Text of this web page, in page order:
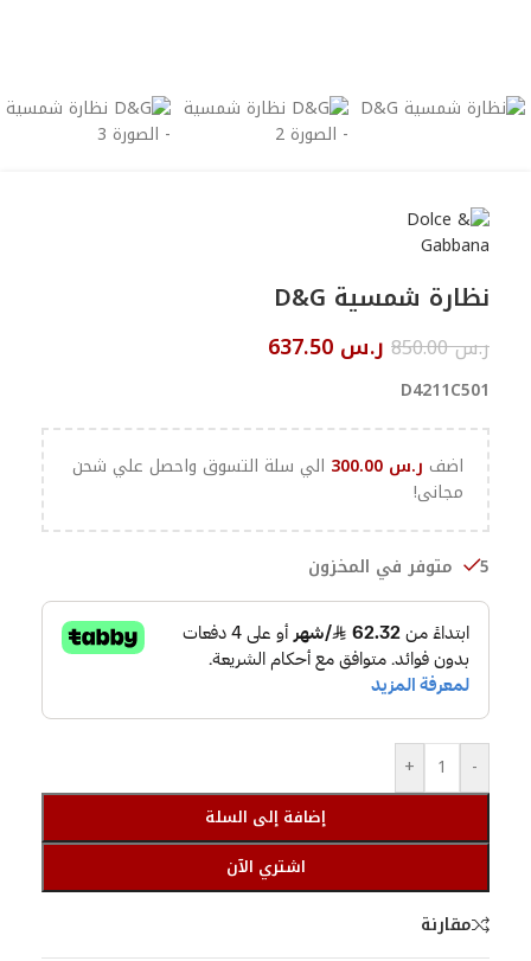
نظارة شمسية D&G
ر.س850.00 ر.س
D4211C501
اضف ر.س
الي سلة التسوق واحصل علي شحن
مجانى!
5 متوفر في المخزون
-
+
إضافة إلى السلة
اشتري الآن
مقارنة